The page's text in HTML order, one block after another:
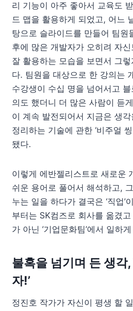
리 기능이 아주 좋아서 교육도
드 맵을 활용하게 되었고, 어느
탕으로 슬라이드를 만들어 팀원
후에 많은 개발자가 오히려 자
잘 활용하는 모습을 보면서 그
다. 팀원을 대상으로 한 강의는
수강생이 수십 명을 넘어서고
의도 했더니 더 많은 사람이 듣
이 계속 발전되어서 지금은 생
정리하는 기술에 관한 ‘비주얼
됐다.
이렇게 에반젤리스트로 새로운
쉬운 용어로 풀어서 해석하고,
누는 일을 하다가 결국은 ‘직업’
부터는 SK컴즈로 회사를 옮겼
가 아닌 ‘기업문화팀’에서 일하
불혹을 넘기며 든 생각,
자!’
정진호 작가가 자신이 평생 할